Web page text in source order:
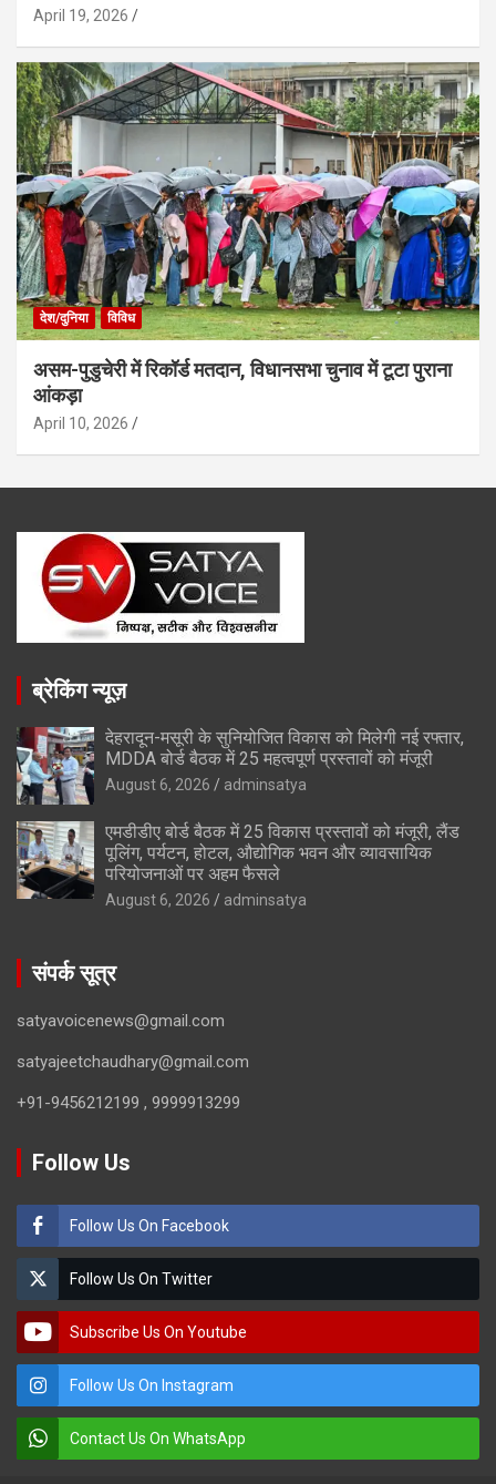
April 19, 2026
देश/दुनिया विविध
असम-पुडुचेरी में रिकॉर्ड मतदान, विधानसभा चुनाव में टूटा पुराना
आंकड़ा
April 10, 2026
ब्रेकिंग न्यूज़
देहरादून-मसूरी के सुनियोजित विकास को मिलेगी नई रफ्तार,
MDDA बोर्ड बैठक में 25 महत्वपूर्ण प्रस्तावों को मंजूरी
August 6, 2026 adminsatya
एमडीडीए बोर्ड बैठक में 25 विकास प्रस्तावों को मंजूरी, लैंड
पूलिंग, पर्यटन, होटल, औद्योगिक भवन और व्यावसायिक
परियोजनाओं पर अहम फैसले
August 6, 2026 adminsatya
संपर्क सूत्र
satyavoicenews@gmail.com
satyajeetchaudhary@gmail.com
+91-9456212199 , 9999913299
Follow Us
Follow Us On Facebook
Follow Us On Twitter
Subscribe Us On Youtube
Follow Us On Instagram
Contact Us On WhatsApp